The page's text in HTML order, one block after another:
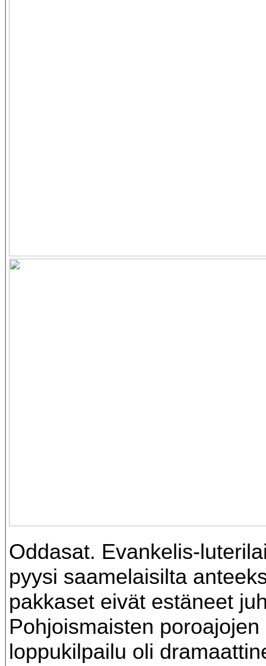
Oddasat. Evankelis-
pyysi saamelaisilta
pakkaset eivät estäneet
Pohjoismaisten poroajojen
loppukilpailu oli